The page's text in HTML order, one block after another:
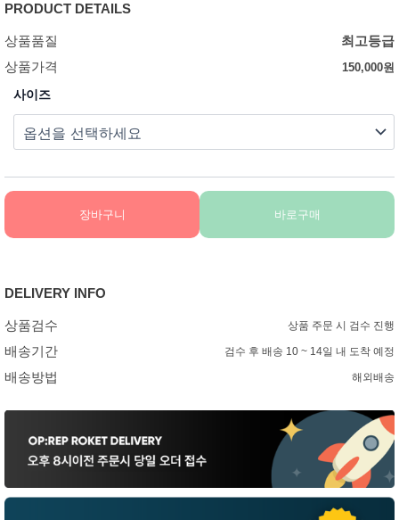
PRODUCT DETAILS
상품품질
최고등급
상품가격
150,000원
사이즈
장바구니 바로구매
DELIVERY INFO
상품검수 상품 주문 시 검수 진행
배송기간 검수 후 배송 10 ~ 14일 내 도착 예정
배송방법 해외배송